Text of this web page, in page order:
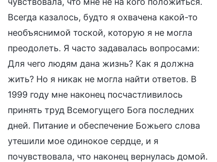
Всегда казалось, будто я охвачена какой-то
необъяснимой тоской, которую я не могла
преодолеть. Я часто задавалась вопросами:
Для чего людям дана жизнь? Как я должна
жить? Но я никак не могла найти ответов. В
1999 году мне наконец посчастливилось
принять труд Всемогущего Бога последних
дней. Питание и обеспечение Божьего слова
утешили мое одинокое сердце, и я
почувствовала, что наконец вернулась домой.